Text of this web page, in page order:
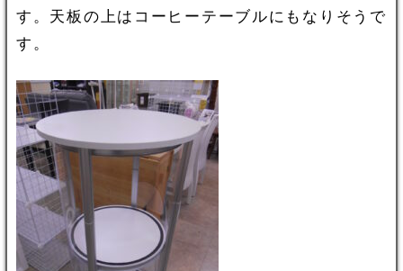
す。天板の上はコーヒーテーブルにもなりそうで
す。